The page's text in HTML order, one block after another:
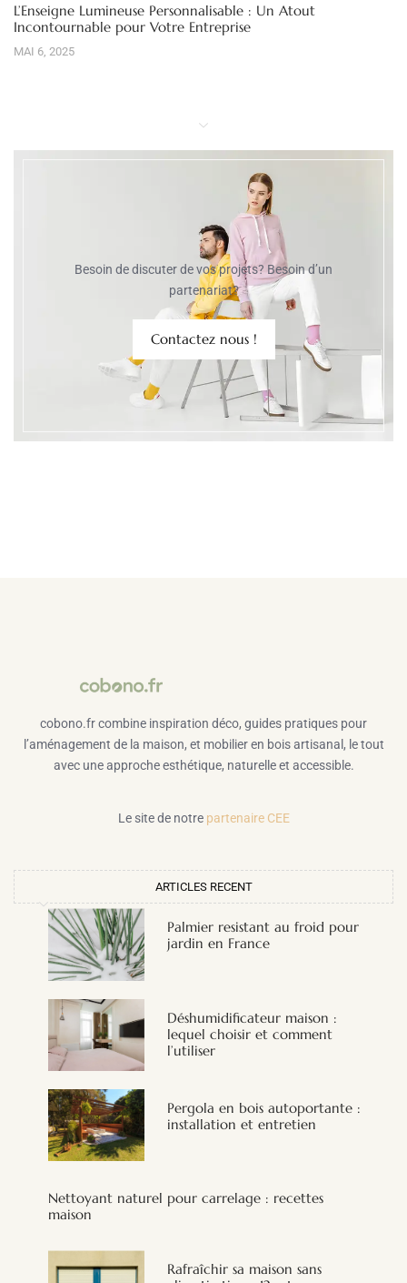
L’Enseigne Lumineuse Personnalisable : Un Atout
Incontournable pour Votre Entreprise
MAI 6, 2025
Besoin de discuter de vos projets? Besoin d’un
partenariat?
Contactez nous !
cobono.fr combine inspiration déco, guides pratiques pour
l’aménagement de la maison, et mobilier en bois artisanal, le tout
avec une approche esthétique, naturelle et accessible.
Le site de notre partenaire CEE
ARTICLES RECENT
Palmier resistant au froid pour
jardin en France
Déshumidificateur maison :
lequel choisir et comment
l’utiliser
Pergola en bois autoportante :
installation et entretien
Nettoyant naturel pour carrelage : recettes
maison
Rafraîchir sa maison sans